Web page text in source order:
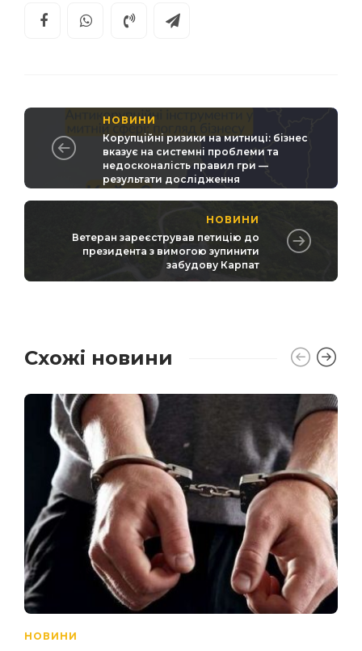
НОВИНИ
Корупційні ризики на митниці: бізнес
вказує на системні проблеми та
недосконалість правил гри —
результати дослідження
НОВИНИ
Ветеран зареєстрував петицію до
президента з вимогою зупинити
забудову Карпат
Схожі новини
НОВИНИ